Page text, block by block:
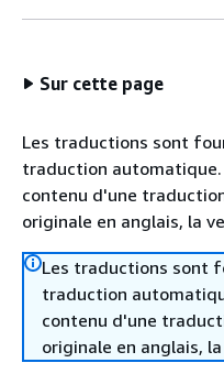
Sur cette page
Les traductions sont
traduction
contenu d'une
originale en anglais, la
Les traductions sont
traduction
contenu d'une
originale en anglais,